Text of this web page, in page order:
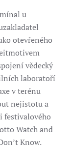
u
otevřeného
vědecký
laboratoří
v terénu
nejistotu a
festivalového
Watch and
Know.